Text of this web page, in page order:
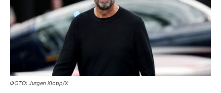
ФОТО: Јurgen Klopp/X